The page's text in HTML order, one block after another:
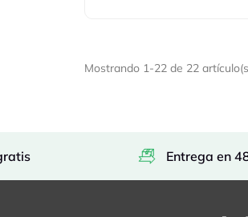
Mostrando 1-22 de 22
Entrega en